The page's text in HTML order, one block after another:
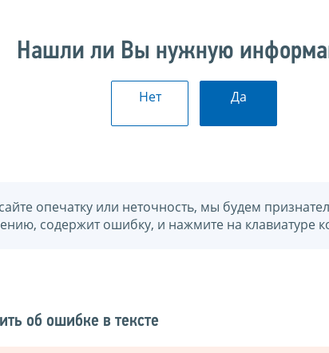
Нашли ли Вы нужную
Нет Да
опечатку или неточность, мы будем
содержит ошибку, и нажмите на
об ошибке в тексте